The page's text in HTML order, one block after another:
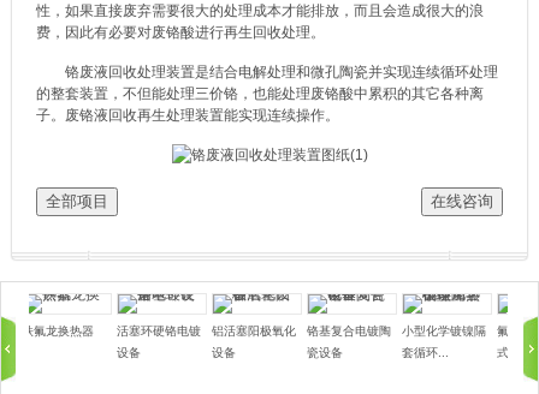
性，如果直接废弃需要很大的处理成本才能排放，而且会造成很大的浪
费，因此有必要对废铬酸进行再生回收处理。
铬废液回收处理装置是结合电解处理和微孔陶瓷并实现连续循环处理
的整套装置，不但能处理三价铬，也能处理废铬酸中累积的其它各种离
子。废铬液回收再生处理装置能实现连续操作。
全部项目 在线咨询
铁氟龙换热器
活塞环硬铬电镀
设备
铝活塞阳极氧化
设备
铬基复合电镀陶
瓷设备
小型化学镀镍隔
套循环...
氟塑料
式换热